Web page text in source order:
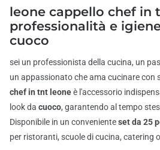
leone cappello chef in
professionalità e
cuoco
sei un professionista della cucina, un
un appassionato che ama cucinare con
chef in tnt leoneè l'accessorio
look da cuoco, garantendo al tempo
Disponibile in un convenienteset da 25
per ristoranti, scuole di cucina, catering